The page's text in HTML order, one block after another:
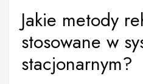
Jakie metody
stosowane w
stacjonarnym?